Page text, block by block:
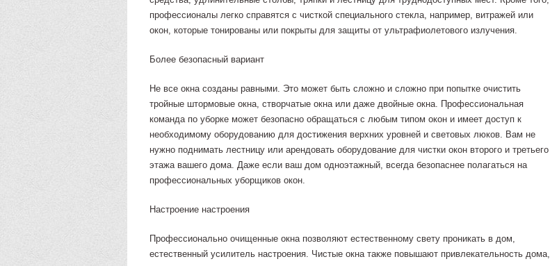
профессионалы легко справятся с чисткой специального стекла, например, витражей или
окон, которые тонированы или покрыты для защиты от ультрафиолетового излучения.
Более безопасный вариант
Не все окна созданы равными. Это может быть сложно и сложно при попытке очистить
тройные штормовые окна, створчатые окна или даже двойные окна. Профессиональная
команда по уборке может безопасно обращаться с любым типом окон и имеет доступ к
необходимому оборудованию для достижения верхних уровней и световых люков. Вам не
нужно поднимать лестницу или арендовать оборудование для чистки окон второго и третьего
этажа вашего дома. Даже если ваш дом одноэтажный, всегда безопаснее полагаться на
профессиональных уборщиков окон.
Настроение настроения
Профессионально очищенные окна позволяют естественному свету проникать в дом,
естественный усилитель настроения. Чистые окна также повышают привлекательность дома,